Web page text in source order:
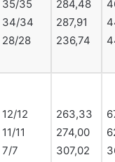
35/35
34/34
28/28
284,48
287,91
236,74
12/12
11/11
7/7
263,33
274,00
307,02